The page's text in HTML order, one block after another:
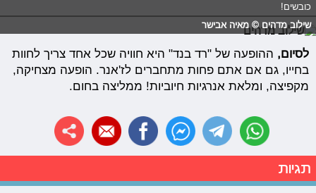
כובשים!
שילוב מדהים © מאיה אבישר
לסיום, ההופעה של "רד בנד" היא חוויה שכל אחד צריך לחוות
בחייו, גם אם אתם פחות מתחברים לז'אנר. הופעה מצחיקה,
מקפיצה, ומלאת אנרגיות חיוביות! ממליצה בחום.
תגיות